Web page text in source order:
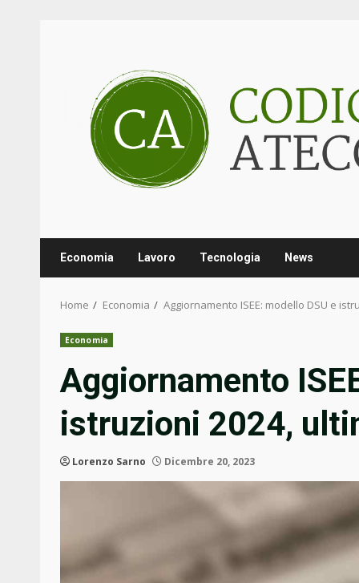
Economia Lavoro Tecnologia News
Home Economia Aggiornamento ISEE: modello DSU e
Economia
Aggiornamento
istruzioni 2024,
Lorenzo Sarno Dicembre 20, 2023